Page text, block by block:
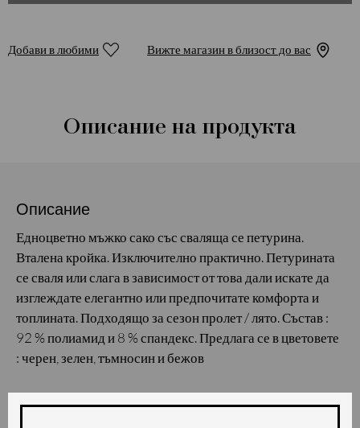
Добави в любими Вижте магазин в близост до вас
Описание на продукта
Описание
Едноцветно мъжко сако със сваляща се петурина.
Вталена кройка. Изключително практично. Петурината
се сваля или слага в зависимост от това дали искате да
изглеждате елегантно или предпочитате комфорта и
топлината. Подходящо за сезон пролет / лято. Състав :
92 % полиамид и 8 % спандекс. Предлага се в цветовете
: черен, зелен, тъмносин и бежов
Материал и грижа